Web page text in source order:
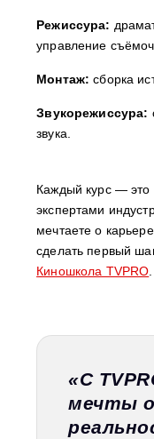
Режиссура:
управление
Монтаж: сборка
️Звукорежиссура:
звука.
Каждый курс — это
экспертами
мечтаете о
сделать первый
Киношкола TVPRO
«С
мечты